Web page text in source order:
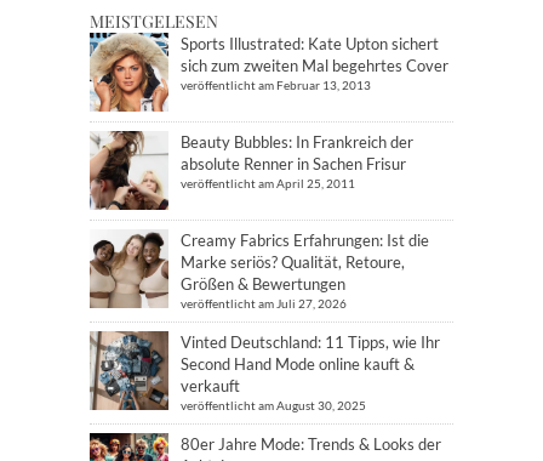
MEISTGELESEN
Sports Illustrated: Kate Upton sichert
sich zum zweiten Mal begehrtes Cover
veröffentlicht am Februar 13, 2013
Beauty Bubbles: In Frankreich der
absolute Renner in Sachen Frisur
veröffentlicht am April 25, 2011
Creamy Fabrics Erfahrungen: Ist die
Marke seriös? Qualität, Retoure,
Größen & Bewertungen
veröffentlicht am Juli 27, 2026
Vinted Deutschland: 11 Tipps, wie Ihr
Second Hand Mode online kauft &
verkauft
veröffentlicht am August 30, 2025
80er Jahre Mode: Trends & Looks der